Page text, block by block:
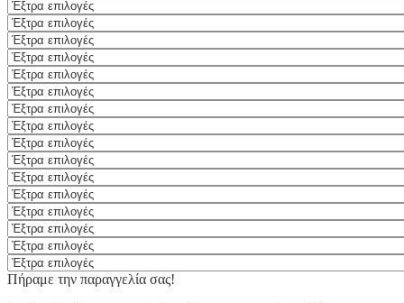
Πήραμε την παραγγελία σας!